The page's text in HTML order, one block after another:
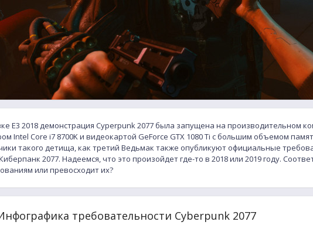
E3 2018 демонстрация Cyperpunk 2077 была запущена на производительном
Intel Core i7 8700K и видеокартой GeForce GTX 1080 Ti с большим объемом
такого детища, как третий Ведьмак также опубликуют официальные
2077. Надеемся, что это произойдет где-то в 2018 или 2019 году.
или превосходит их?
требовательности Cyberpunk 2077